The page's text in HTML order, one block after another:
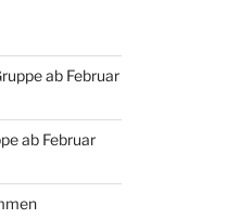
ab Februar
ab Februar